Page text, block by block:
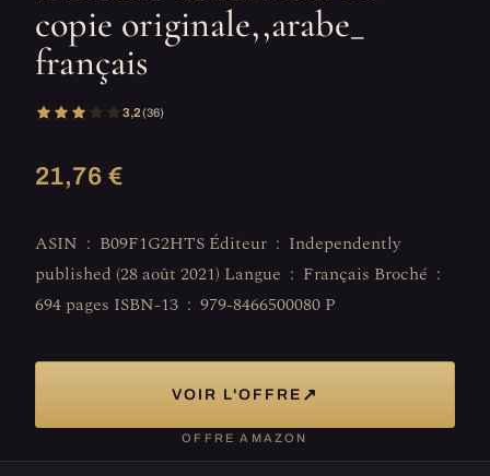
copie originale,,arabe_
français
3,2(36)
21,76 €
ASIN ‏ : ‎ B09F1G2HTS Éditeur ‏ : ‎ Independently
published (28 août 2021) Langue ‏ : ‎ Français Broché ‏ : ‎
694 pages ISBN-13 ‏ : ‎ 979-8466500080 P
VOIR L'OFFRE ↗
OFFRE AMAZON